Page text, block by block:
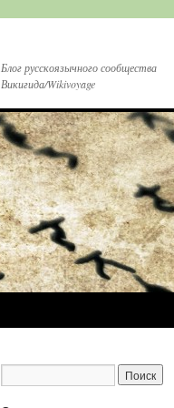
Блог русскоязычного сообщества
Викигида/Wikivoyage